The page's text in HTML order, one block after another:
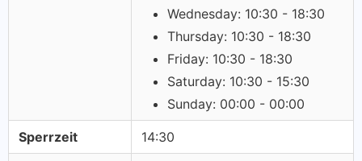
Wednesday: 10:30 - 18:30
Thursday: 10:30 - 18:30
Friday: 10:30 - 18:30
Saturday: 10:30 - 15:30
Sunday: 00:00 - 00:00
Sperrzeit 14:30